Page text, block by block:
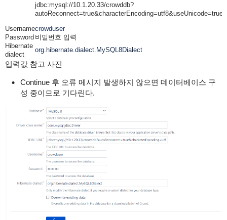
jdbc:mysql://10.1.20.33/crowddb?
autoReconnect=true&characterEncoding=utf8&useUnicode=true
Usernamecrowduser
Password 비밀번호 입력
Hibernate
dialect
org.hibernate.dialect.MySQL8Dialect
입력값 참고 사진
Continue 후 오류 메시지 발생하지 않으면 데이터베이스 구
성 중이므로 기다린다.